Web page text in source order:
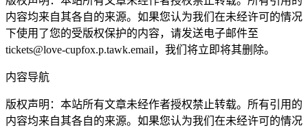
内容均来自其各自的来源。如果您认为我们在未经许可的情况
下使用了您的受版权保护的内容，请发送电子邮件至
tickets@love-cupfox.p.tawk.email，我们将立即将其删除。
内容导航
版权声明：本站所有文章未经作者授权禁止转载。所有引用的
内容均来自其各自的来源。如果您认为我们在未经许可的情况